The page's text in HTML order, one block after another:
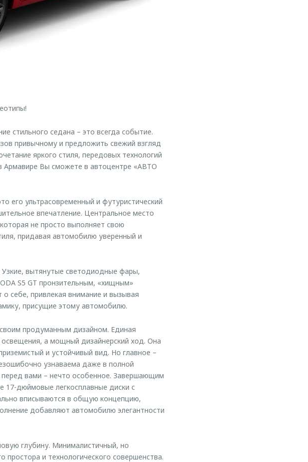
стильного седана – это всегда событие.
привычному и предложить свежий взгляд
яркого стиля, передовых технологий
Армавире Вы сможете в автоцентре «АВТО
его ультрасовременный и футуристический
впечатление. Центральное место
не просто выполняет свою
придавая автомобилю уверенный и
Узкие, вытянутые светодиодные фары,
S5 GT пронзительным, «хищным»
себе, привлекая внимание и вызывая
присущие этому автомобилю.
продуманным дизайном. Единая
освещения, а мощный дизайнерский ход. Она
и устойчивый вид. Но главное –
узнаваема даже в полной
перед вами – нечто особенное. Завершающим
17-дюймовые легкосплавные диски с
вписываются в общую концепцию,
добавляют автомобилю элегантности
глубину. Минималистичный, но
и технологического совершенства.